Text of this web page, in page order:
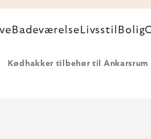
Badeværelse Livsstil Bolig
Kødhakker tilbehør til